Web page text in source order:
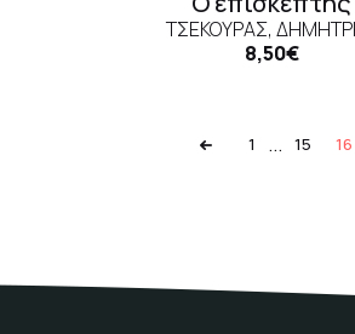
ΤΣΕΚΟΎΡΑΣ,
8,50€
1 ... 15 16